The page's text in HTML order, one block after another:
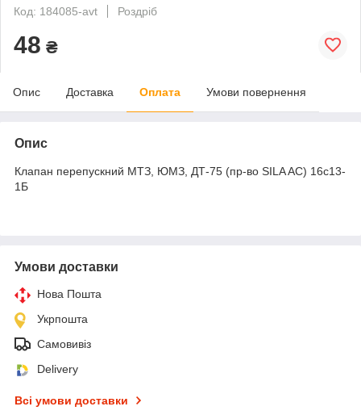
Код: 184085-avt
Роздріб
48 ₴
Опис Доставка Оплата Умови повернення
Опис
Клапан перепускний МТЗ, ЮМЗ, ДТ-75 (пр-во SILA AC) 16с13-
1Б
Умови доставки
Нова Пошта
Укрпошта
Самовивіз
Delivery
Всі умови доставки